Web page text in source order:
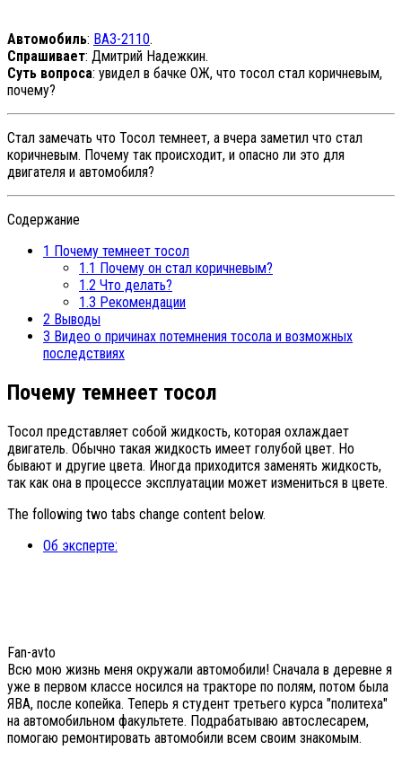
Автомобиль: ВАЗ-2110.
Спрашивает: Дмитрий Надежкин.
Суть вопроса: увидел в бачке ОЖ, что тосол стал коричневым,
почему?
Стал замечать что Тосол темнеет, а вчера заметил что стал
коричневым. Почему так происходит, и опасно ли это для
двигателя и автомобиля?
Содержание
1 Почему темнеет тосол
1.1 Почему он стал коричневым?
1.2 Что делать?
1.3 Рекомендации
2 Выводы
3 Видео о причинах потемнения тосола и возможных
последствиях
Почему темнеет тосол
Тосол представляет собой жидкость, которая охлаждает
двигатель. Обычно такая жидкость имеет голубой цвет. Но
бывают и другие цвета. Иногда приходится заменять жидкость,
так как она в процессе эксплуатации может измениться в цвете.
The following two tabs change content below.
Об эксперте:
Fan-avto
Всю мою жизнь меня окружали автомобили! Сначала в деревне я
уже в первом классе носился на тракторе по полям, потом была
ЯВА, после копейка. Теперь я студент третьего курса "политеха"
на автомобильном факультете. Подрабатываю автослесарем,
помогаю ремонтировать автомобили всем своим знакомым.